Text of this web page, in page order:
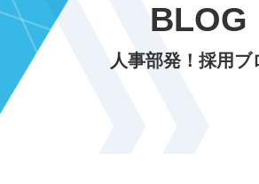
BLOG
人事部発！採用ブ